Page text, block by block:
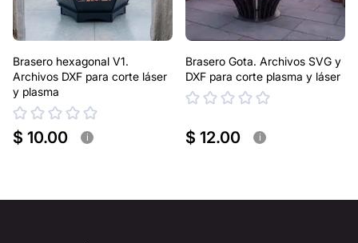
Brasero hexagonal V1.
Archivos DXF para corte láser
y plasma
$ 10.00 i
Brasero Gota. Archivos SVG y
DXF para corte plasma y láser
$ 12.00 i